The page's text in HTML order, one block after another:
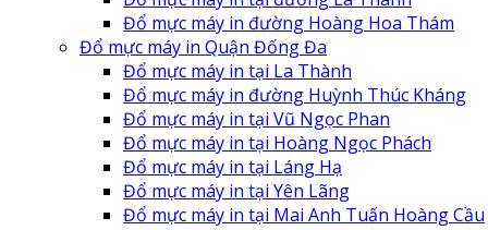
Đổ mực máy in đường Hoàng Hoa Thám
Đổ mực máy in Quận Đống Đa
Đổ mực máy in tại La Thành
Đổ mực máy in đường Huỳnh Thúc Kháng
Đổ mực máy in tại Vũ Ngọc Phan
Đổ mực máy in tại Hoàng Ngọc Phách
Đổ mực máy in tại Láng Hạ
Đổ mực máy in tại Yên Lãng
Đổ mực máy in tại Mai Anh Tuấn Hoàng Cầu